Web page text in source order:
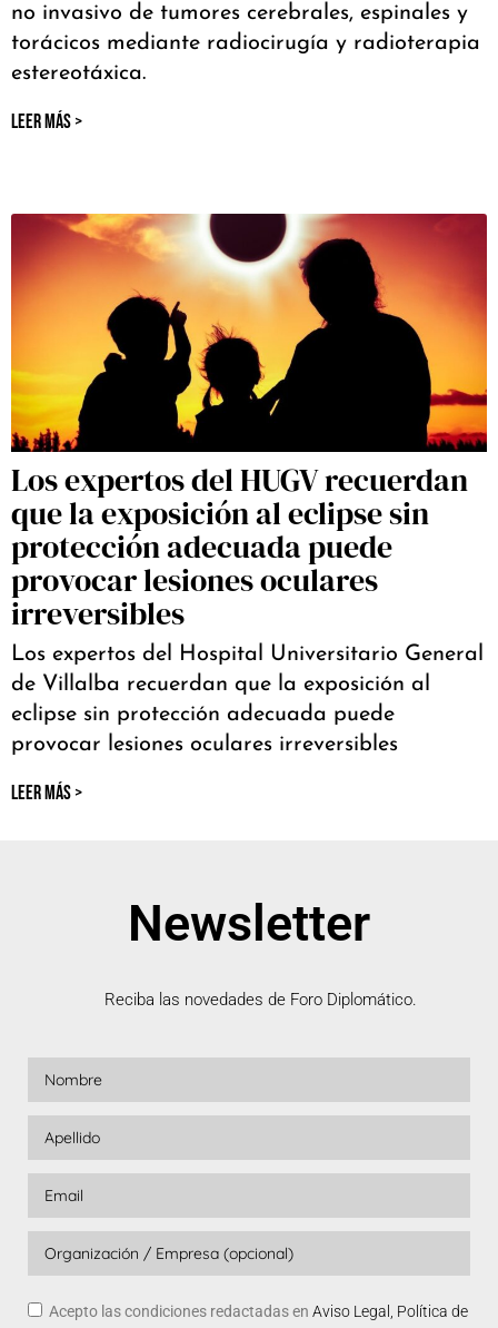
no invasivo de tumores cerebrales, espinales y
torácicos mediante radiocirugía y radioterapia
estereotáxica.
LEER MÁS >
Los expertos del HUGV recuerdan
que la exposición al eclipse sin
protección adecuada puede
provocar lesiones oculares
irreversibles
Los expertos del Hospital Universitario General
de Villalba recuerdan que la exposición al
eclipse sin protección adecuada puede
provocar lesiones oculares irreversibles
LEER MÁS >
Newsletter
Reciba las novedades de Foro Diplomático.
Acepto las condiciones redactadas en Aviso Legal, Política de